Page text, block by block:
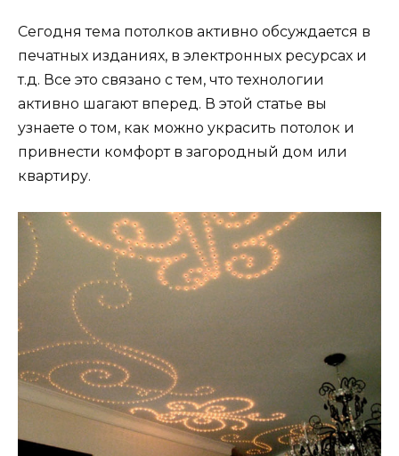
Сегодня тема потолков активно обсуждается в
печатных изданиях, в электронных ресурсах и
т.д. Все это связано с тем, что технологии
активно шагают вперед. В этой статье вы
узнаете о том, как можно украсить потолок и
привнести комфорт в загородный дом или
квартиру.